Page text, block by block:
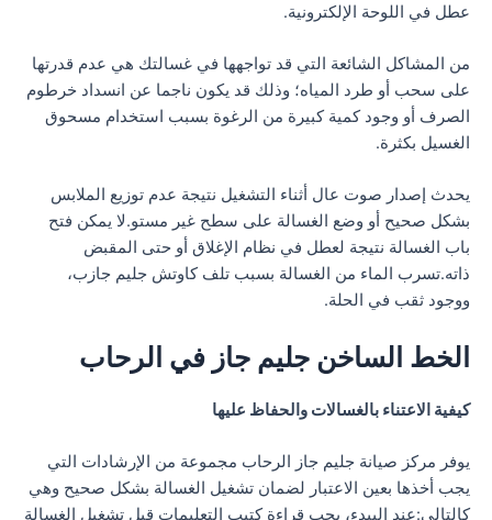
عطل في اللوحة الإلكترونية.
من المشاكل الشائعة التي قد تواجهها في غسالتك هي عدم قدرتها
على سحب أو طرد المياه؛ وذلك قد يكون ناجما عن انسداد خرطوم
الصرف أو وجود كمية كبيرة من الرغوة بسبب استخدام مسحوق
الغسيل بكثرة.
يحدث إصدار صوت عال أثناء التشغيل نتيجة عدم توزيع الملابس
بشكل صحيح أو وضع الغسالة على سطح غير مستو.لا يمكن فتح
باب الغسالة نتيجة لعطل في نظام الإغلاق أو حتى المقبض
ذاته.تسرب الماء من الغسالة بسبب تلف كاوتش جليم جازب،
ووجود ثقب في الحلة.
الخط الساخن جليم جاز في الرحاب
كيفية الاعتناء بالغسالات والحفاظ عليها
يوفر مركز صيانة جليم جاز الرحاب مجموعة من الإرشادات التي
يجب أخذها بعين الاعتبار لضمان تشغيل الغسالة بشكل صحيح وهي
كالتالي:عند الببدء، يجب قراءة كتيب التعليمات قبل تشغيل الغسالة